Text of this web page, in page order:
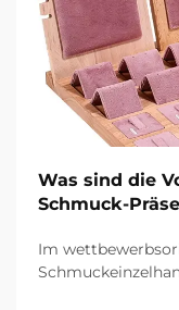
Was sind die
Schmuck-
Im